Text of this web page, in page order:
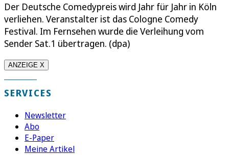
Der Deutsche Comedypreis wird Jahr für Jahr in Köln
verliehen. Veranstalter ist das Cologne Comedy
Festival. Im Fernsehen wurde die Verleihung vom
Sender Sat.1 übertragen. (dpa)
ANZEIGE X
SERVICES
Newsletter
Abo
E-Paper
Meine Artikel